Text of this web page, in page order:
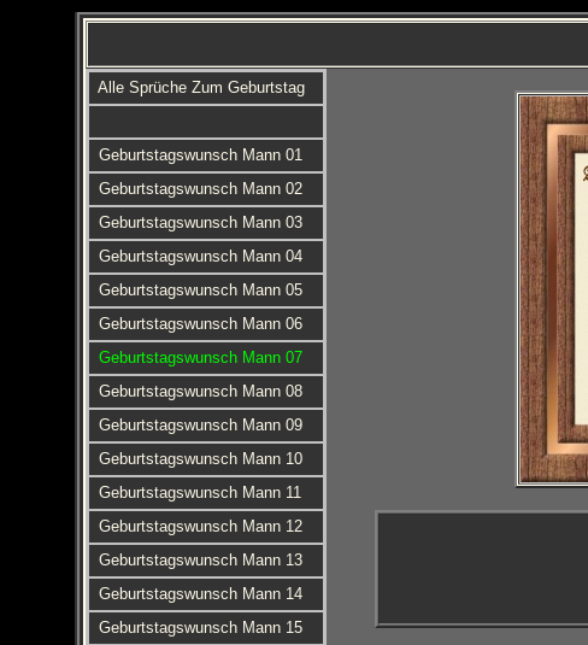
Alle Sprüche Zum Geburtstag
Geburtstagswunsch Mann 01
Geburtstagswunsch Mann 02
Geburtstagswunsch Mann 03
Geburtstagswunsch Mann 04
Geburtstagswunsch Mann 05
Geburtstagswunsch Mann 06
Geburtstagswunsch Mann 07
Geburtstagswunsch Mann 08
Geburtstagswunsch Mann 09
Geburtstagswunsch Mann 10
Geburtstagswunsch Mann 11
Geburtstagswunsch Mann 12
Geburtstagswunsch Mann 13
Geburtstagswunsch Mann 14
Geburtstagswunsch Mann 15